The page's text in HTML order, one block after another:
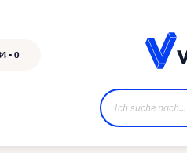
- 0